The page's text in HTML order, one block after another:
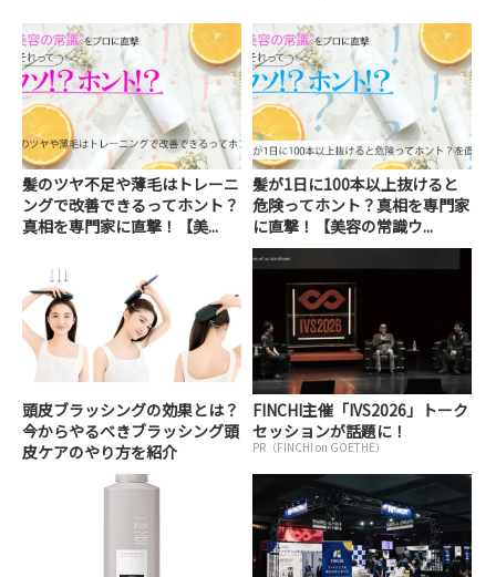
髪のツヤ不足や薄毛はトレーニ
ングで改善できるってホント？
真相を専門家に直撃！【美...
髪が1日に100本以上抜けると
危険ってホント？真相を専門家
に直撃！【美容の常識ウ...
頭皮ブラッシングの効果とは？
今からやるべきブラッシング頭
皮ケアのやり方を紹介
FINCHI主催「IVS2026」トーク
セッションが話題に！
PR（FINCHI on GOETHE）